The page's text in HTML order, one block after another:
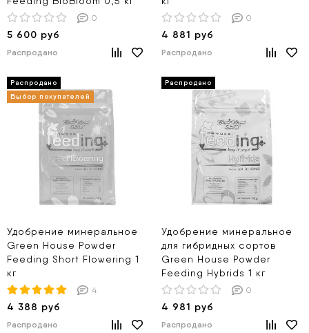
0
5 600 руб
Распродано
0
4 881 руб
Распродано
Удобрение минеральное
Green House Powder
Feeding Short Flowering 1
кг
4
4 388 руб
Распродано
Удобрение минеральное
для гибридных сортов
Green House Powder
Feeding Hybrids 1 кг
0
4 981 руб
Распродано